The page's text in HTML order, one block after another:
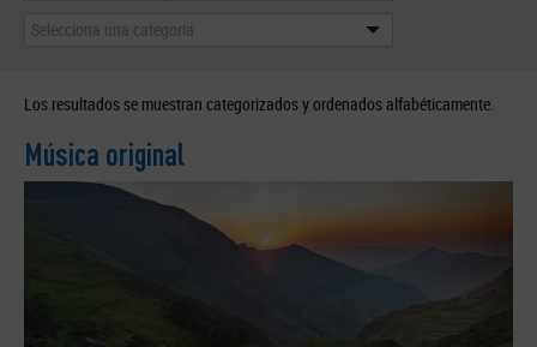
Selecciona una categoría
Los resultados se muestran categorizados y ordenados alfabéticamente.
Música original